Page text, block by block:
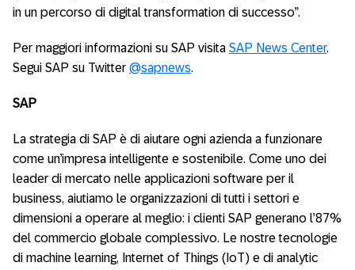
in un percorso di digital transformation di successo”.
Per maggiori informazioni su SAP visita SAP News Center.
Segui SAP su Twitter @sapnews.
SAP
La strategia di SAP è di aiutare ogni azienda a funzionare
come un’impresa intelligente e sostenibile. Come uno dei
leader di mercato nelle applicazioni software per il
business, aiutiamo le organizzazioni di tutti i settori e
dimensioni a operare al meglio: i clienti SAP generano l’87%
del commercio globale complessivo. Le nostre tecnologie
di machine learning, Internet of Things (IoT) e di analytic